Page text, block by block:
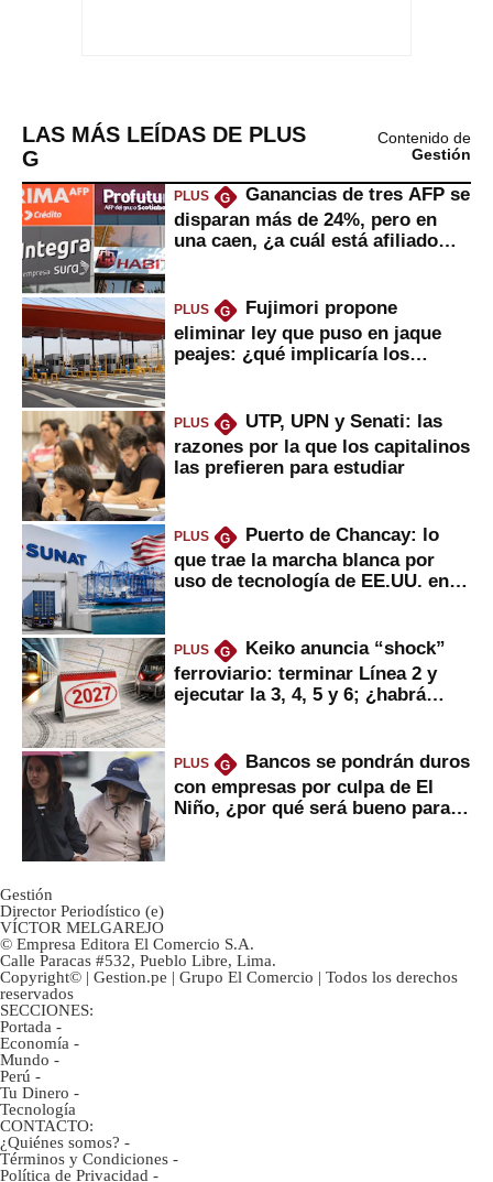
LAS MÁS LEÍDAS DE PLUS
G
Contenido de
Gestión
PLUS G
Ganancias de tres AFP se
disparan más de 24%, pero en
una caen, ¿a cuál está afiliado
PLUS G
Fujimori propone
eliminar ley que puso en jaque
peajes: ¿qué implicaría los
PLUS G
UTP, UPN y Senati: las
razones por la que los capitalinos
las prefieren para estudiar
PLUS G
Puerto de Chancay: lo
que trae la marcha blanca por
uso de tecnología de EE.UU. en
PLUS G
Keiko anuncia “shock”
ferroviario: terminar Línea 2 y
ejecutar la 3, 4, 5 y 6; ¿habrá
PLUS G
Bancos se pondrán duros
con empresas por culpa de El
Niño, ¿por qué será bueno para
Gestión
Director Periodístico (e)
VÍCTOR MELGAREJO
© Empresa Editora El Comercio S.A.
Calle Paracas #532, Pueblo Libre, Lima.
Copyright© | Gestion.pe | Grupo El Comercio | Todos los derechos
reservados
SECCIONES:
Portada -
Economía -
Mundo -
Perú -
Tu Dinero -
Tecnología
CONTACTO:
¿Quiénes somos? -
Términos y Condiciones -
Política de Privacidad -